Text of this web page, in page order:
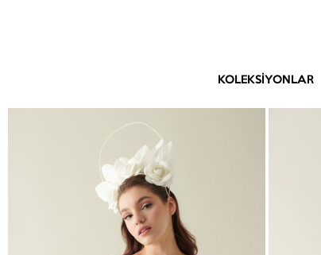
KOLEKSIYONLAR